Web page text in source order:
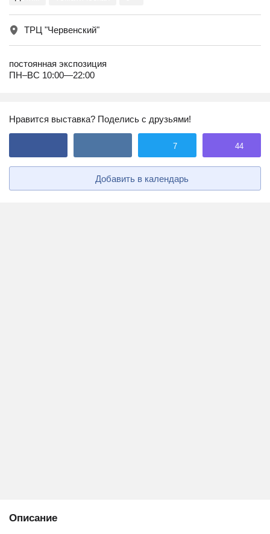
ТРЦ "Червенский"
постоянная экспозиция
ПН–ВС 10:00—22:00
Нравится выставка? Поделись с друзьями!
7 44
Добавить в календарь
Описание